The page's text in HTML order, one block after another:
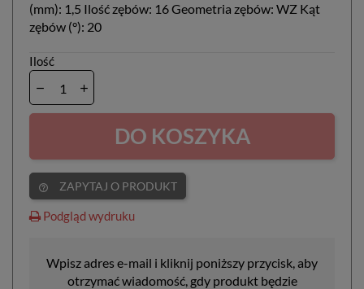
(mm): 1,5 Ilość zębów: 16 Geometria zębów: WZ Kąt
zębów (°): 20
Ilość
DO KOSZYKA
help_outline ZAPYTAJ O PRODUKT
Podgląd wydruku
Wpisz adres e-mail i kliknij poniższy przycisk, aby
otrzymać wiadomość, gdy produkt będzie